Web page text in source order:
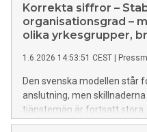
Korrekta siffror –
organisationsgrad –
olika yrkesgrupper,
1.6.2026 14:53:51 CEST
Den svenska modellen står
anslutning, men
tjänstemän är fortsatt stora.
Den svenska modellen